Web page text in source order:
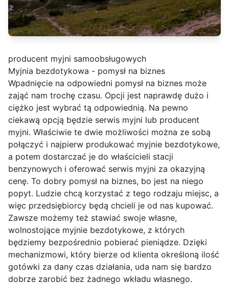
producent myjni samoobsługowych
Myjnia bezdotykowa - pomysł na biznes
Wpadnięcie na odpowiedni pomysł na biznes może
zająć nam trochę czasu. Opcji jest naprawdę dużo i
ciężko jest wybrać tą odpowiednią. Na pewno
ciekawą opcją będzie serwis myjni lub producent
myjni. Właściwie te dwie możliwości można ze sobą
połączyć i najpierw produkować myjnie bezdotykowe,
a potem dostarczać je do właścicieli stacji
benzynowych i oferować serwis myjni za okazyjną
cenę. To dobry pomysł na biznes, bo jest na niego
popyt. Ludzie chcą korzystać z tego rodzaju miejsc, a
więc przedsiębiorcy będą chcieli je od nas kupować.
Zawsze możemy też stawiać swoje własne,
wolnostojące myjnie bezdotykowe, z których
będziemy bezpośrednio pobierać pieniądze. Dzięki
mechanizmowi, który bierze od klienta określoną ilość
gotówki za dany czas działania, uda nam się bardzo
dobrze zarobić bez żadnego wkładu własnego.